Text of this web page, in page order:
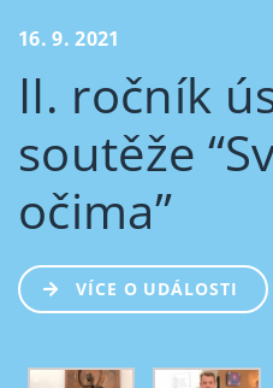
16. 9. 2021
II. ročník
soutěže
očima”
VÍCE O UDÁLOSTI